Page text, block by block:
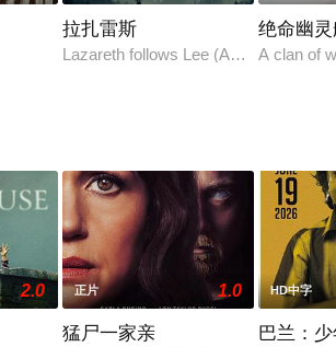
拉扎雷斯
Lazareth follows Lee (Ashley Judd),
绝命幽
A clan of
2.0 正片 1.0
猛尸一家亲
HD中字
巴兰：